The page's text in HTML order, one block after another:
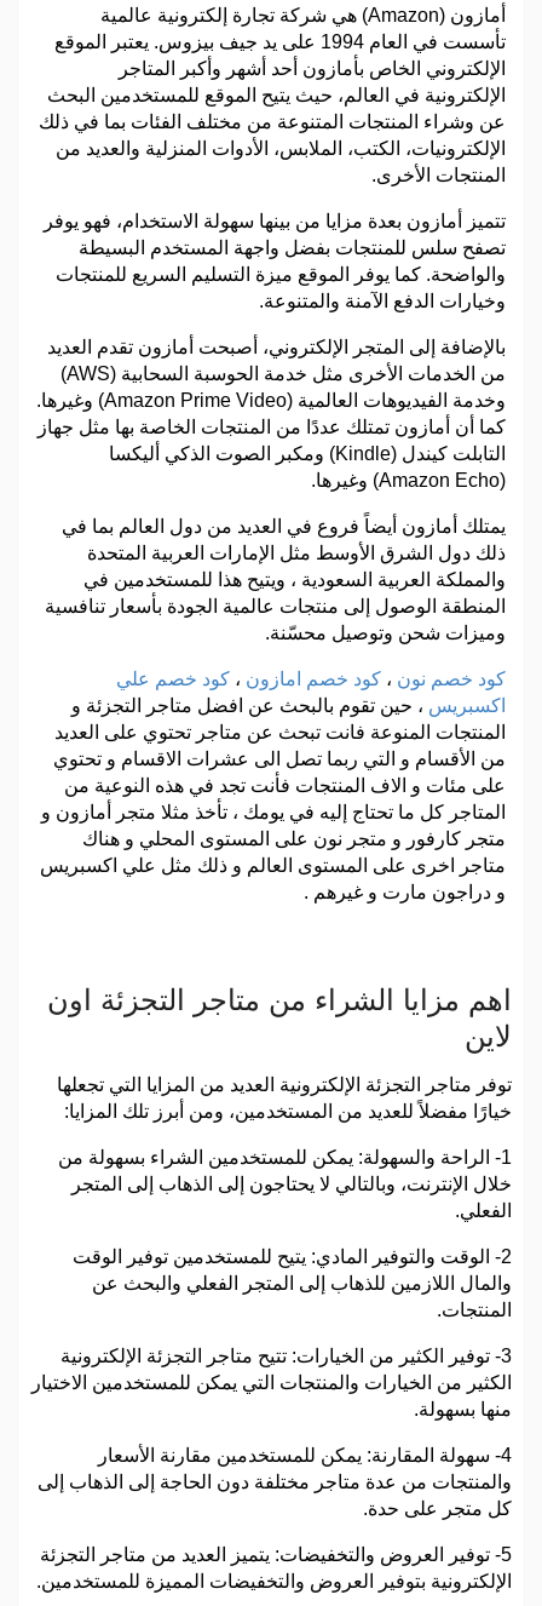
أمازون (Amazon) هي شركة تجارة إلكترونية عالمية
تأسست في العام 1994 على يد جيف بيزوس. يعتبر الموقع
الإلكتروني الخاص بأمازون أحد أشهر وأكبر المتاجر
الإلكترونية في العالم، حيث يتيح الموقع للمستخدمين البحث
عن وشراء المنتجات المتنوعة من مختلف الفئات بما في ذلك
الإلكترونيات، الكتب، الملابس، الأدوات المنزلية والعديد من
المنتجات الأخرى.
تتميز أمازون بعدة مزايا من بينها سهولة الاستخدام، فهو يوفر
تصفح سلس للمنتجات بفضل واجهة المستخدم البسيطة
والواضحة. كما يوفر الموقع ميزة التسليم السريع للمنتجات
وخيارات الدفع الآمنة والمتنوعة.
بالإضافة إلى المتجر الإلكتروني، أصبحت أمازون تقدم العديد
من الخدمات الأخرى مثل خدمة الحوسبة السحابية (AWS)
وخدمة الفيديوهات العالمية (Amazon Prime Video) وغيرها.
كما أن أمازون تمتلك عددًا من المنتجات الخاصة بها مثل جهاز
التابلت كيندل (Kindle) ومكبر الصوت الذكي أليكسا
(Amazon Echo) وغيرها.
يمتلك أمازون أيضاً فروع في العديد من دول العالم بما في
ذلك دول الشرق الأوسط مثل الإمارات العربية المتحدة
والمملكة العربية السعودية ، ويتيح هذا للمستخدمين في
المنطقة الوصول إلى منتجات عالمية الجودة بأسعار تنافسية
وميزات شحن وتوصيل محسّنة.
كود خصم نون ، كود خصم امازون ، كود خصم علي
اكسبريس ، حين تقوم بالبحث عن افضل متاجر التجزئة و
المنتجات المنوعة فانت تبحث عن متاجر تحتوي على العديد
من الأقسام و التي ربما تصل الى عشرات الاقسام و تحتوي
على مئات و الاف المنتجات فأنت تجد في هذه النوعية من
المتاجر كل ما تحتاج إليه في يومك ، تأخذ مثلا متجر أمازون و
متجر كارفور و متجر نون على المستوى المحلي و هناك
متاجر اخرى على المستوى العالم و ذلك مثل علي اكسبريس
و دراجون مارت و غيرهم .
اهم مزايا الشراء من متاجر التجزئة اون
لاين
توفر متاجر التجزئة الإلكترونية العديد من المزايا التي تجعلها
خيارًا مفضلاً للعديد من المستخدمين، ومن أبرز تلك المزايا:
1- الراحة والسهولة: يمكن للمستخدمين الشراء بسهولة من
خلال الإنترنت، وبالتالي لا يحتاجون إلى الذهاب إلى المتجر
الفعلي.
2- الوقت والتوفير المادي: يتيح للمستخدمين توفير الوقت
والمال اللازمين للذهاب إلى المتجر الفعلي والبحث عن
المنتجات.
3- توفير الكثير من الخيارات: تتيح متاجر التجزئة الإلكترونية
الكثير من الخيارات والمنتجات التي يمكن للمستخدمين الاختيار
منها بسهولة.
4- سهولة المقارنة: يمكن للمستخدمين مقارنة الأسعار
والمنتجات من عدة متاجر مختلفة دون الحاجة إلى الذهاب إلى
كل متجر على حدة.
5- توفير العروض والتخفيضات: يتميز العديد من متاجر التجزئة
الإلكترونية بتوفير العروض والتخفيضات المميزة للمستخدمين.